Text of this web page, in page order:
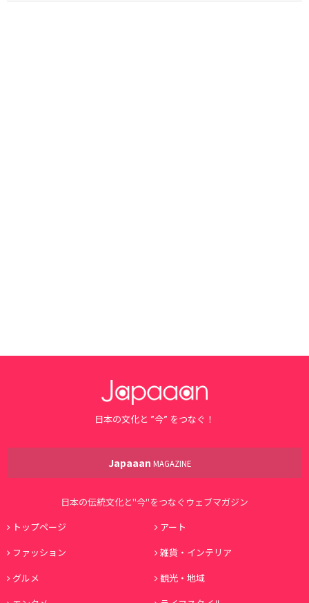
日本の文化と ”今” をつなぐ！
Japaaan MAGAZINE
日本の伝統文化と"今"をつなぐウェブマガジン
トップページ
アート
ファッション
雑貨・インテリア
グルメ
観光・地域